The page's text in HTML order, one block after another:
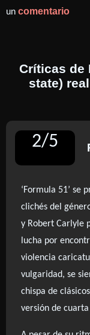
un comentario
Críticas de
state)
2/5
‘Formula 51’ se
clichés del
y Robert Carlyle
lucha por
violencia
vulgaridad, se
chispa de
versión de